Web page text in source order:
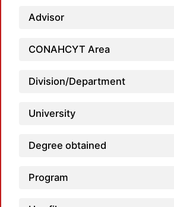
Advisor
CONAHCYT Area
Division/Department
University
Degree obtained
Program